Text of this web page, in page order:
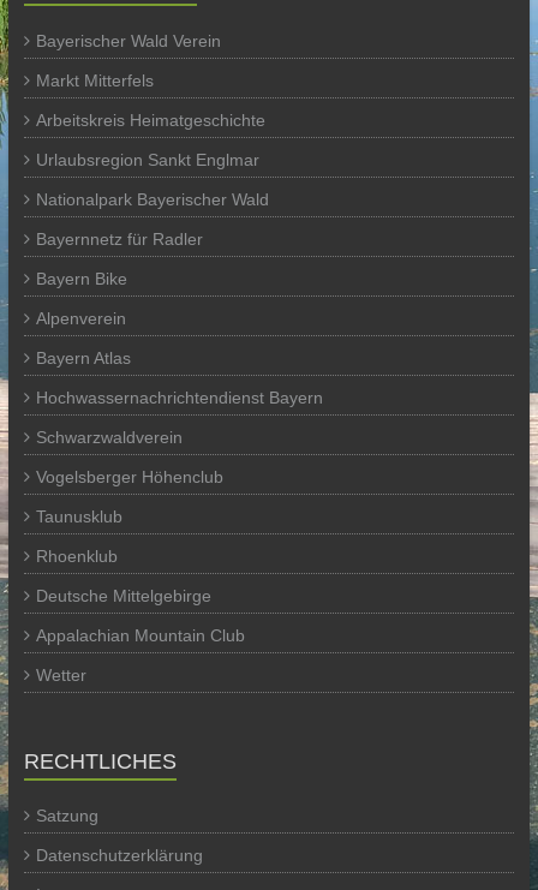
Bayerischer Wald Verein
Markt Mitterfels
Arbeitskreis Heimatgeschichte
Urlaubsregion Sankt Englmar
Nationalpark Bayerischer Wald
Bayernnetz für Radler
Bayern Bike
Alpenverein
Bayern Atlas
Hochwassernachrichtendienst Bayern
Schwarzwaldverein
Vogelsberger Höhenclub
Taunusklub
Rhoenklub
Deutsche Mittelgebirge
Appalachian Mountain Club
Wetter
RECHTLICHES
Satzung
Datenschutzerklärung